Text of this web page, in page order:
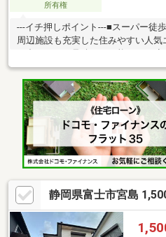
所有権
---イチ押しポイント---■スーパー徒
周辺施設も充実した住みやすい人
です！---周辺環境---■スーパーまで
校まで徒歩14分/1127ｍ◇◇買替の
続年数短い方、自営業の方住宅ロ
にご相談ください◇◇「お家探し」
産 株式会社ハウシード売買部にお
静岡県富士市宮島